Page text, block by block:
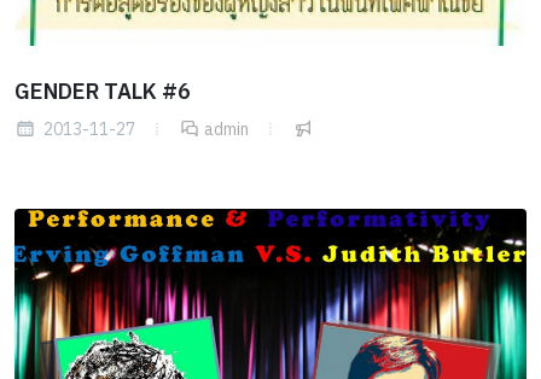
GENDER TALK #6
2013-11-27 admin